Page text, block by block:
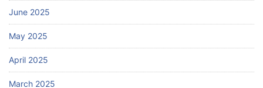
June 2025
May 2025
April 2025
March 2025